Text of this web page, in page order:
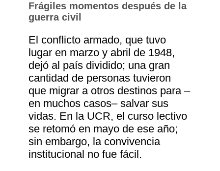
Frágiles momentos después de la
guerra civil
El conflicto armado, que tuvo
lugar en marzo y abril de 1948,
dejó al país dividido; una gran
cantidad de personas tuvieron
que migrar a otros destinos para ‒
en muchos casos‒ salvar sus
vidas. En la UCR, el curso lectivo
se retomó en mayo de ese año;
sin embargo, la convivencia
institucional no fue fácil.